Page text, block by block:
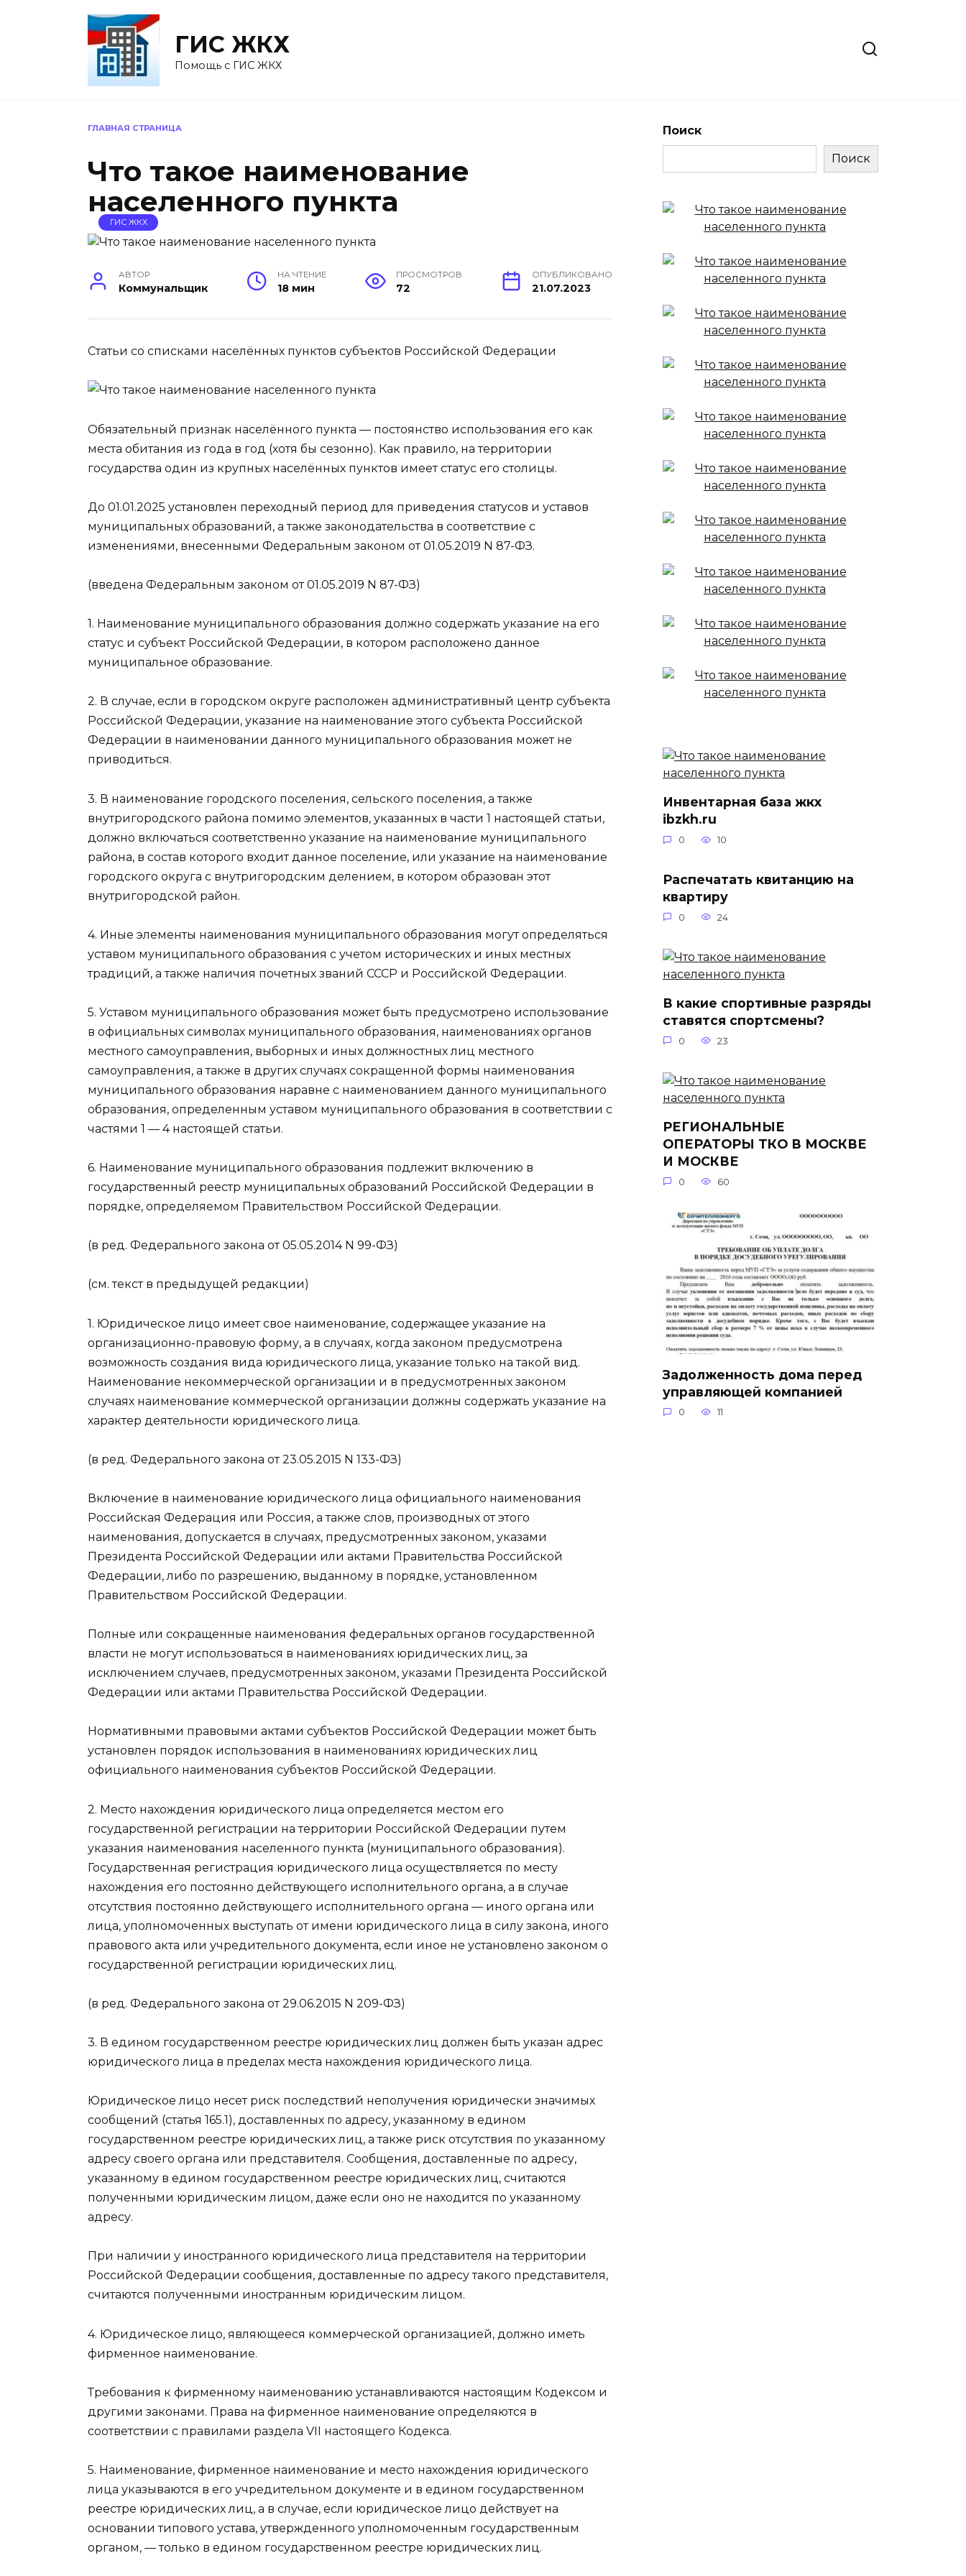
ГИС ЖКХ
Помощь с ГИС ЖКХ
ГЛАВНАЯ СТРАНИЦА
Что такое наименование
населенного пункта
ГИС ЖКХ
АВТОР
Коммунальщик
НА ЧТЕНИЕ
18 мин
ПРОСМОТРОВ
72
ОПУБЛИКОВАНО
21.07.2023
Статьи со списками населённых пунктов субъектов Российской Федерации
Обязательный признак населённого пункта — постоянство использования его как
места обитания из года в год (хотя бы сезонно). Как правило, на территории
государства один из крупных населённых пунктов имеет статус его столицы.
До 01.01.2025 установлен переходный период для приведения статусов и уставов
муниципальных образований, а также законодательства в соответствие с
изменениями, внесенными Федеральным законом от 01.05.2019 N 87-ФЗ.
(введена Федеральным законом от 01.05.2019 N 87-ФЗ)
1. Наименование муниципального образования должно содержать указание на его
статус и субъект Российской Федерации, в котором расположено данное
муниципальное образование.
2. В случае, если в городском округе расположен административный центр субъекта
Российской Федерации, указание на наименование этого субъекта Российской
Федерации в наименовании данного муниципального образования может не
приводиться.
3. В наименование городского поселения, сельского поселения, а также
внутригородского района помимо элементов, указанных в части 1 настоящей статьи,
должно включаться соответственно указание на наименование муниципального
района, в состав которого входит данное поселение, или указание на наименование
городского округа с внутригородским делением, в котором образован этот
внутригородской район.
4. Иные элементы наименования муниципального образования могут определяться
уставом муниципального образования с учетом исторических и иных местных
традиций, а также наличия почетных званий СССР и Российской Федерации.
5. Уставом муниципального образования может быть предусмотрено использование
в официальных символах муниципального образования, наименованиях органов
местного самоуправления, выборных и иных должностных лиц местного
самоуправления, а также в других случаях сокращенной формы наименования
муниципального образования наравне с наименованием данного муниципального
образования, определенным уставом муниципального образования в соответствии с
частями 1 — 4 настоящей статьи.
6. Наименование муниципального образования подлежит включению в
государственный реестр муниципальных образований Российской Федерации в
порядке, определяемом Правительством Российской Федерации.
(в ред. Федерального закона от 05.05.2014 N 99-ФЗ)
(см. текст в предыдущей редакции)
1. Юридическое лицо имеет свое наименование, содержащее указание на
организационно-правовую форму, а в случаях, когда законом предусмотрена
возможность создания вида юридического лица, указание только на такой вид.
Наименование некоммерческой организации и в предусмотренных законом
случаях наименование коммерческой организации должны содержать указание на
характер деятельности юридического лица.
(в ред. Федерального закона от 23.05.2015 N 133-ФЗ)
Включение в наименование юридического лица официального наименования
Российская Федерация или Россия, а также слов, производных от этого
наименования, допускается в случаях, предусмотренных законом, указами
Президента Российской Федерации или актами Правительства Российской
Федерации, либо по разрешению, выданному в порядке, установленном
Правительством Российской Федерации.
Полные или сокращенные наименования федеральных органов государственной
власти не могут использоваться в наименованиях юридических лиц, за
исключением случаев, предусмотренных законом, указами Президента Российской
Федерации или актами Правительства Российской Федерации.
Нормативными правовыми актами субъектов Российской Федерации может быть
установлен порядок использования в наименованиях юридических лиц
официального наименования субъектов Российской Федерации.
2. Место нахождения юридического лица определяется местом его
государственной регистрации на территории Российской Федерации путем
указания наименования населенного пункта (муниципального образования).
Государственная регистрация юридического лица осуществляется по месту
нахождения его постоянно действующего исполнительного органа, а в случае
отсутствия постоянно действующего исполнительного органа — иного органа или
лица, уполномоченных выступать от имени юридического лица в силу закона, иного
правового акта или учредительного документа, если иное не установлено законом о
государственной регистрации юридических лиц.
(в ред. Федерального закона от 29.06.2015 N 209-ФЗ)
3. В едином государственном реестре юридических лиц должен быть указан адрес
юридического лица в пределах места нахождения юридического лица.
Юридическое лицо несет риск последствий неполучения юридически значимых
сообщений (статья 165.1), доставленных по адресу, указанному в едином
государственном реестре юридических лиц, а также риск отсутствия по указанному
адресу своего органа или представителя. Сообщения, доставленные по адресу,
указанному в едином государственном реестре юридических лиц, считаются
полученными юридическим лицом, даже если оно не находится по указанному
адресу.
При наличии у иностранного юридического лица представителя на территории
Российской Федерации сообщения, доставленные по адресу такого представителя,
считаются полученными иностранным юридическим лицом.
4. Юридическое лицо, являющееся коммерческой организацией, должно иметь
фирменное наименование.
Требования к фирменному наименованию устанавливаются настоящим Кодексом и
другими законами. Права на фирменное наименование определяются в
соответствии с правилами раздела VII настоящего Кодекса.
5. Наименование, фирменное наименование и место нахождения юридического
лица указываются в его учредительном документе и в едином государственном
реестре юридических лиц, а в случае, если юридическое лицо действует на
основании типового устава, утвержденного уполномоченным государственным
органом, — только в едином государственном реестре юридических лиц.
Поиск
Поиск
Инвентарная база жкх
ibzkh.ru
0 10
Распечатать квитанцию на
квартиру
0 24
В какие спортивные разряды
ставятся спортсмены?
0 23
РЕГИОНАЛЬНЫЕ
ОПЕРАТОРЫ ТКО В МОСКВЕ
И МОСКВЕ
0 60
Задолженность дома перед
управляющей компанией
0 11